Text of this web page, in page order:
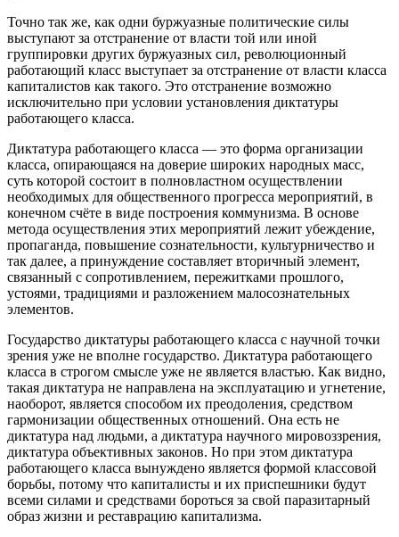
Точно так же, как одни буржуазные политические силы
выступают за отстранение от власти той или иной
группировки других буржуазных сил, революционный
работающий класс выступает за отстранение от власти класса
капиталистов как такого. Это отстранение возможно
исключительно при условии установления диктатуры
работающего класса.
Диктатура работающего класса — это форма организации
класса, опирающаяся на доверие широких народных масс,
суть которой состоит в полновластном осуществлении
необходимых для общественного прогресса мероприятий, в
конечном счёте в виде построения коммунизма. В основе
метода осуществления этих мероприятий лежит убеждение,
пропаганда, повышение сознательности, культурничество и
так далее, а принуждение составляет вторичный элемент,
связанный с сопротивлением, пережитками прошлого,
устоями, традициями и разложением малосознательных
элементов.
Государство диктатуры работающего класса с научной точки
зрения уже не вполне государство. Диктатура работающего
класса в строгом смысле уже не является властью. Как видно,
такая диктатура не направлена на эксплуатацию и угнетение,
наоборот, является способом их преодоления, средством
гармонизации общественных отношений. Она есть не
диктатура над людьми, а диктатура научного мировоззрения,
диктатура объективных законов. Но при этом диктатура
работающего класса вынуждено является формой классовой
борьбы, потому что капиталисты и их приспешники будут
всеми силами и средствами бороться за свой паразитарный
образ жизни и реставрацию капитализма.